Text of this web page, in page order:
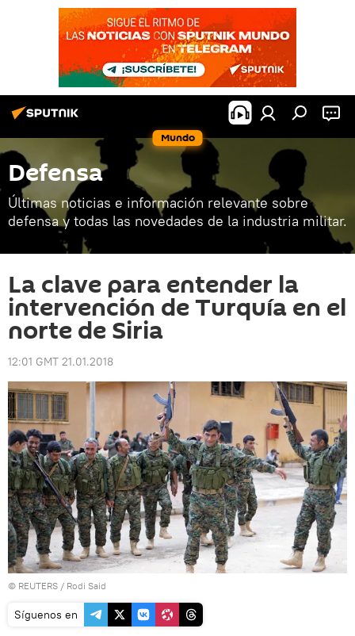
Mundo
Defensa
Últimas noticias e información relevante sobre
defensa y todas las novedades de la industria militar.
La clave para entender la
intervención de Turquía en el
norte de Siria
12:01 GMT 21.01.2018
© REUTERS / Rodi Said
Síguenos en